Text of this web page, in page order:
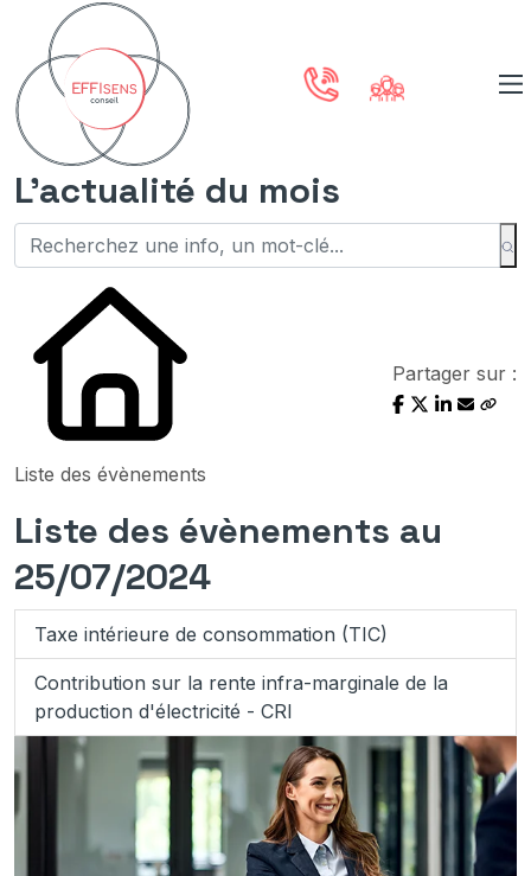
L'actualité du mois
Liste des évènements
Partager sur :
Liste des évènements au
25/07/2024
Taxe intérieure de consommation (TIC)
Contribution sur la rente infra-marginale de la
production d'électricité - CRI